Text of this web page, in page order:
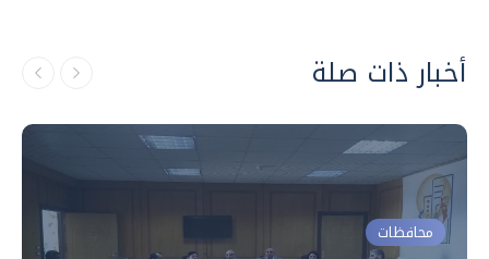
أخبار ذات صلة
محافظات